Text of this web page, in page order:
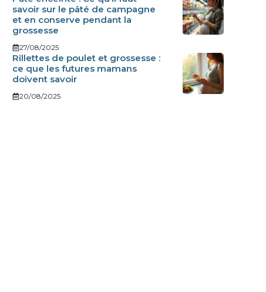
savoir sur le pâté de campagne
et en conserve pendant la
grossesse
27/08/2025
Rillettes de poulet et grossesse :
ce que les futures mamans
doivent savoir
20/08/2025